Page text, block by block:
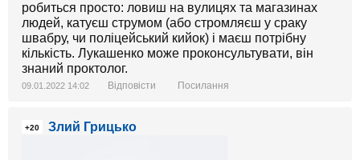
робиться просто: ловиш на вулицях та магазинах
людей, катуєш струмом (або стромляєш у сраку
швабру, чи поліцейський кийок) і маєш потрібну
кількість. Лукашенко може проконсультувати, він
знаний проктолог.
09.01.2022 14:02 Відповісти Посилання
+20 Злий Грицько